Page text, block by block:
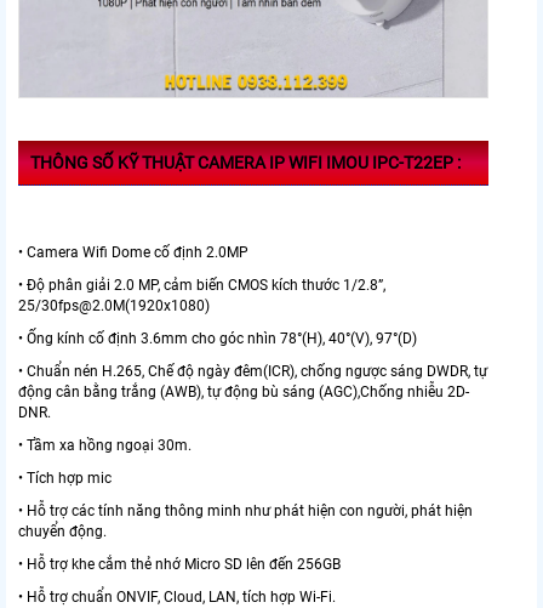
THÔNG SỐ KỸ THUẬT CAMERA IP WIFI IMOU IPC-T22EP :
• Camera Wifi Dome cố định 2.0MP
• Độ phân giải 2.0 MP, cảm biến CMOS kích thước 1/2.8”,
25/30fps@2.0M(1920x1080)
• Ống kính cố định 3.6mm cho góc nhìn 78°(H), 40°(V), 97°(D)
• Chuẩn nén H.265, Chế độ ngày đêm(ICR), chống ngược sáng DWDR, tự
động cân bằng trắng (AWB), tự động bù sáng (AGC),Chống nhiễu 2D-
DNR.
• Tầm xa hồng ngoại 30m.
• Tích hợp mic
• Hỗ trợ các tính năng thông minh như phát hiện con người, phát hiện
chuyển động.
• Hỗ trợ khe cắm thẻ nhớ Micro SD lên đến 256GB
• Hỗ trợ chuẩn ONVIF, Cloud, LAN, tích hợp Wi-Fi.